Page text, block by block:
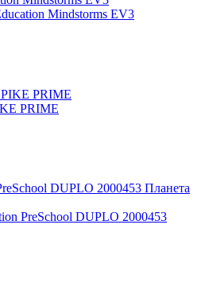
Mindstorms EV3
PRIME
PreSchool DUPLO 2000453